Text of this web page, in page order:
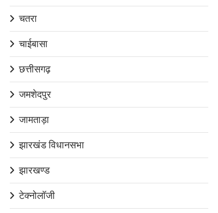
चतरा
चाईबासा
छत्तीसगढ़
जमशेदपुर
जामताड़ा
झारखंड विधानसभा
झारखण्ड
टेक्नोलॉजी